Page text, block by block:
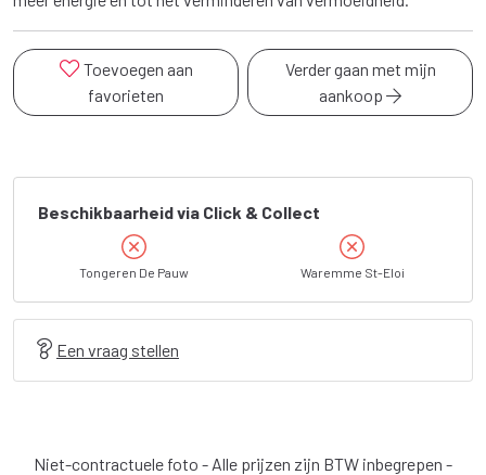
Toevoegen aan
favorieten
Verder gaan met mijn
aankoop
Beschikbaarheid via Click & Collect
Tongeren De Pauw Waremme St-Eloi
Een vraag stellen
Niet-contractuele foto - Alle prijzen zijn BTW inbegrepen -